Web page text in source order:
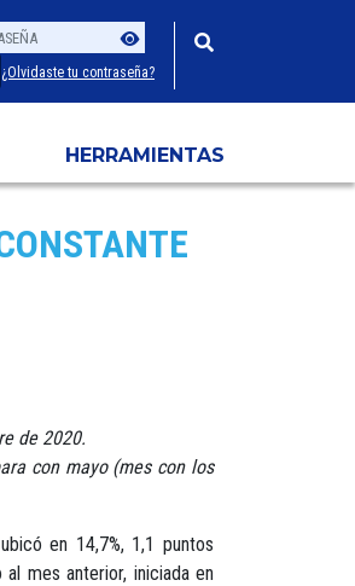
Usuario
Contraseña
¿Olvidaste tu contraseña?
HERRAMIENTAS
de 2020.
con mayo (mes con los
en 14,7%, 1,1 puntos
mes anterior, iniciada en